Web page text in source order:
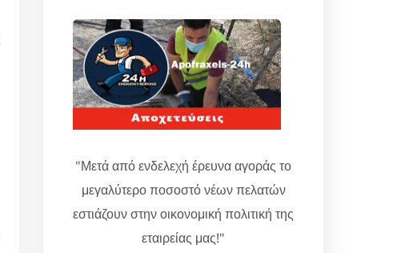
"Μετά από ενδελεχή έρευνα αγοράς το
μεγαλύτερο ποσοστό νέων πελατών
εστιάζουν στην οικονομική πολιτική της
εταιρείας μας!"